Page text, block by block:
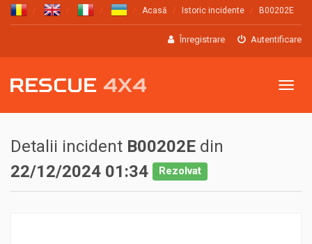
Acasă Istoric incidente B00202E
Înregistrare Autentificare
Meniu
Detalii incident B00202E din
22/12/2024 01:34
Rezolvat